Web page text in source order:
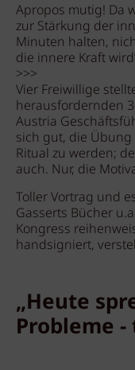
Apropos mutig! Da
zur Stärkung der
Minuten halten,
die innere Kraft
>>>
Vier Freiwillige
herausfordernden
Austria
sich gut, die
Ritual zu werden;
auch. Nur, die
Toller Vortrag und
Gasserts Bücher
Kongress
handsigniert,
„Heute
Probleme